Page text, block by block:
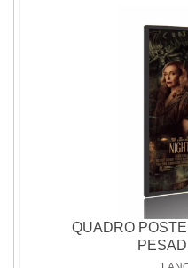
QUADRO